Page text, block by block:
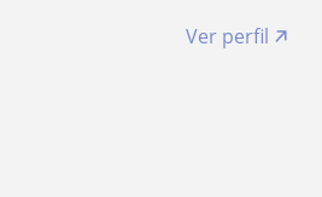
Ver perfil